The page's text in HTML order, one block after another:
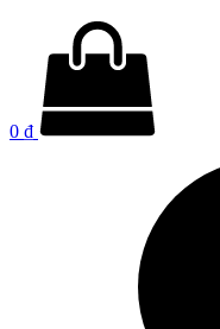
0 ₫